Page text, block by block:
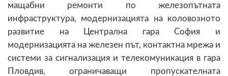
мащабни ремонти по железопътната
инфраструктура, модернизацията на коловозното
развитие на Централна гара София и
модернизацията на железен път, контактна мрежа и
системи за сигнализация и телекомуникация в гара
Пловдив, ограничаващи пропускателната